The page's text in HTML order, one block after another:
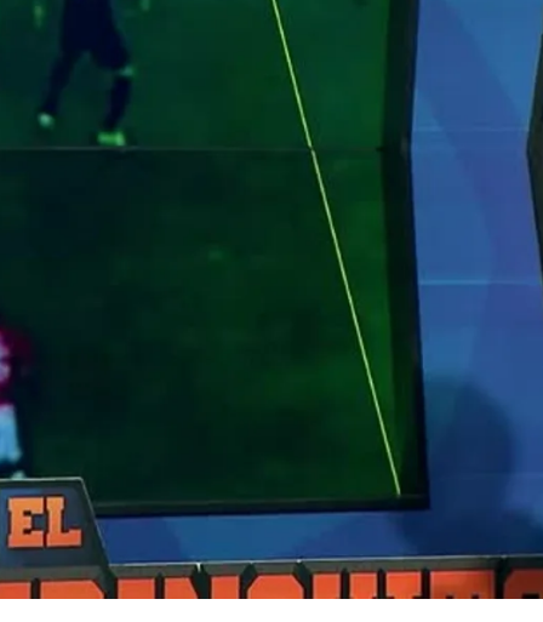
WhatsappFacebook
polemica